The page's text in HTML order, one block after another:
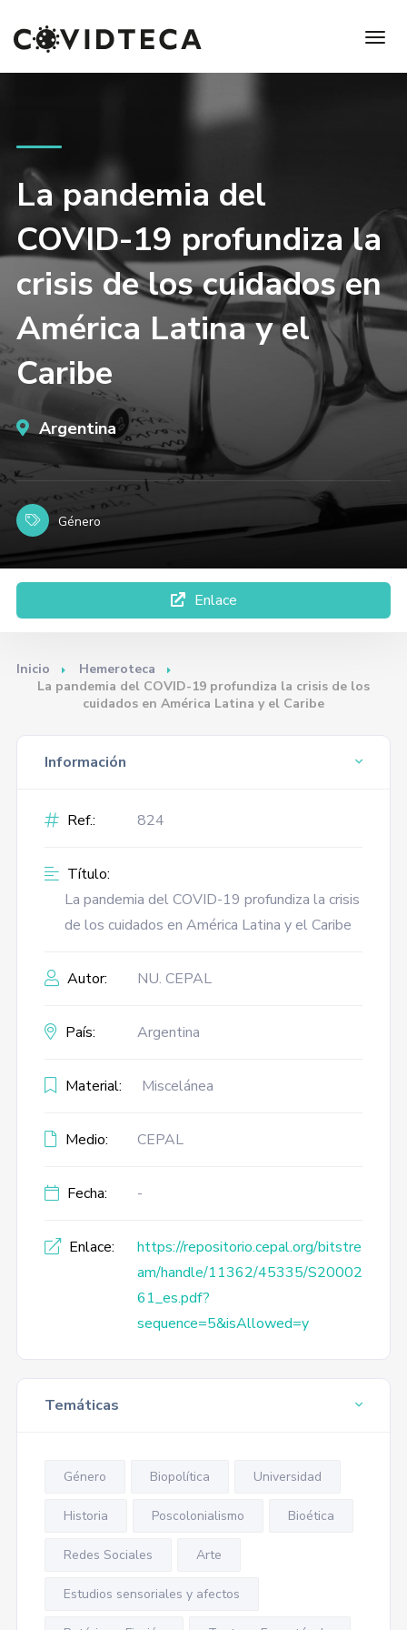
La pandemia del
COVID-19 profundiza la
crisis de los cuidados en
América Latina y el
Caribe
Argentina
Género
Enlace
Inicio
Hemeroteca
La pandemia del COVID-19 profundiza la crisis de los
cuidados en América Latina y el Caribe
Información
Ref.: 824
Título:
La pandemia del COVID-19 profundiza la crisis
de los cuidados en América Latina y el Caribe
Autor: NU. CEPAL
País: Argentina
Material: Miscelánea
Medio: CEPAL
Fecha: -
Enlace:
https://repositorio.cepal.org/bitstre
am/handle/11362/45335/S20002
61_es.pdf?
sequence=5&isAllowed=y
Temáticas
Género Biopolítica Universidad
Historia Poscolonialismo Bioética
Redes Sociales Arte
Estudios sensoriales y afectos